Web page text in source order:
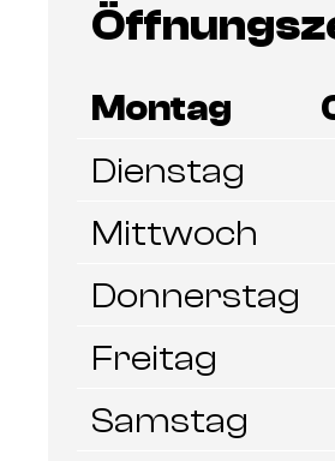
Montag
Dienstag
Mittwoch
Donnerstag
Freitag
Samstag